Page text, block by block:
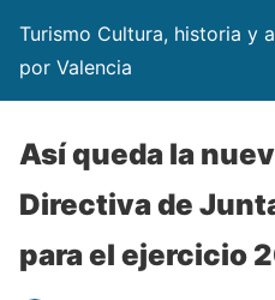
Turismo Cultura, historia y
por Valencia
Así queda la
Directiva de
para el ejercicio